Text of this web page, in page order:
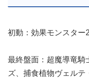
初動：効果モンスター
最終盤面：超魔導竜騎
ズ、捕食植物ヴェル